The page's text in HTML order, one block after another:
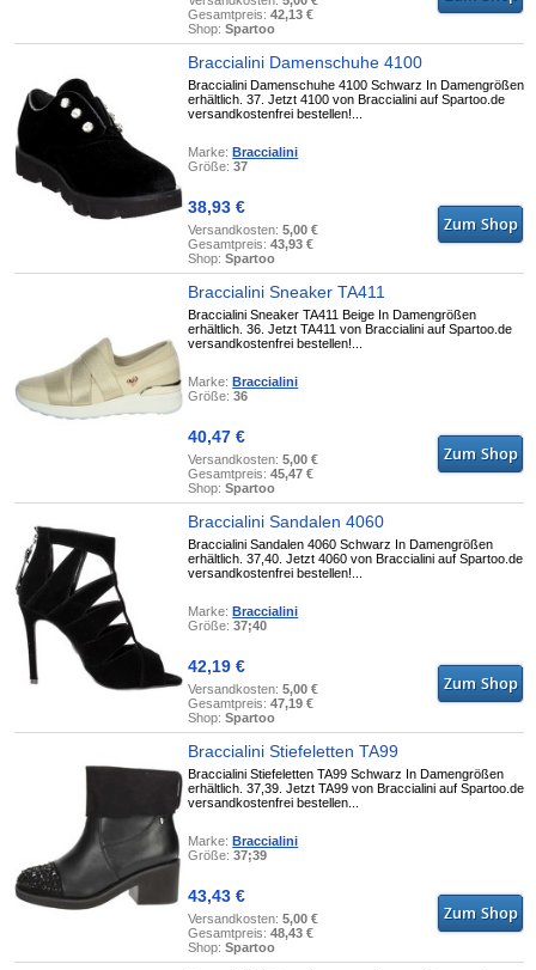
Gesamtpreis:42,13 €
Shop:Spartoo
Braccialini Damenschuhe 4100
Braccialini Damenschuhe 4100 Schwarz In Damengrößen
erhältlich. 37. Jetzt 4100 von Braccialini auf Spartoo.de
versandkostenfrei bestellen!...
Marke:Braccialini
Größe:37
38,93 €
Versandkosten:5,00 €
Gesamtpreis:43,93 €
Shop:Spartoo
Braccialini Sneaker TA411
Braccialini Sneaker TA411 Beige In Damengrößen
erhältlich. 36. Jetzt TA411 von Braccialini auf Spartoo.de
versandkostenfrei bestellen!...
Marke:Braccialini
Größe:36
40,47 €
Versandkosten:5,00 €
Gesamtpreis:45,47 €
Shop:Spartoo
Braccialini Sandalen 4060
Braccialini Sandalen 4060 Schwarz In Damengrößen
erhältlich. 37,40. Jetzt 4060 von Braccialini auf Spartoo.de
versandkostenfrei bestellen!...
Marke:Braccialini
Größe:37;40
42,19 €
Versandkosten:5,00 €
Gesamtpreis:47,19 €
Shop:Spartoo
Braccialini Stiefeletten TA99
Braccialini Stiefeletten TA99 Schwarz In Damengrößen
erhältlich. 37,39. Jetzt TA99 von Braccialini auf Spartoo.de
versandkostenfrei bestellen...
Marke:Braccialini
Größe:37;39
43,43 €
Versandkosten:5,00 €
Gesamtpreis:48,43 €
Shop:Spartoo